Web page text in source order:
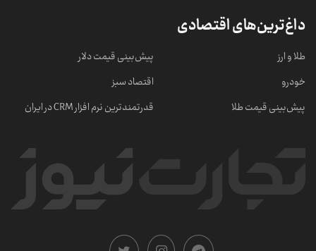
داغ‌ترین‌های اقتصادی
طلا و ارز
خودرو
پیش‌بینی قیمت طلا
پیش‌بینی قیمت دلار
اقتصاد سبز
قدرتمندترین نرم‌ افزار CRM در ایران